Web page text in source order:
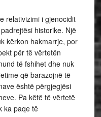
relativizimi i gjenocidit
historike. Një
kërkon hakmarrje, por
për të vërtetën
të fshihet dhe nuk
që barazojnë të
është përgjegjësi
Pa këtë të vërtetë
ka paqe të